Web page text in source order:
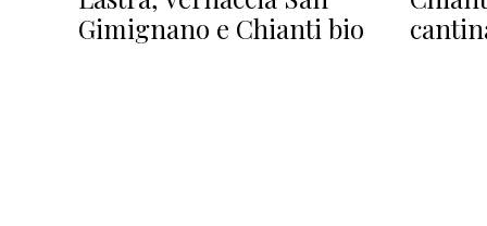
Gimignano e Chianti bio